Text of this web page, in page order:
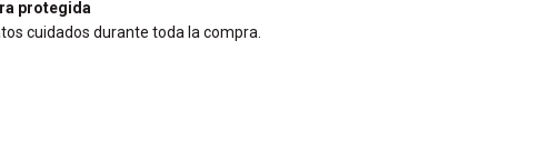
protegida
cuidados durante toda la compra.